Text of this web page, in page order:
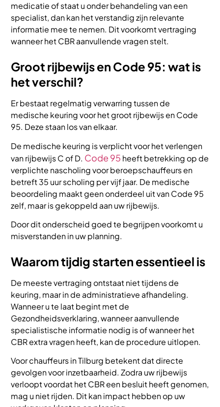
medicatie of staat u onder behandeling van een
specialist, dan kan het verstandig zijn relevante
informatie mee te nemen. Dit voorkomt vertraging
wanneer het CBR aanvullende vragen stelt.
Groot rijbewijs en Code 95: wat is
het verschil?
Er bestaat regelmatig verwarring tussen de
medische keuring voor het groot rijbewijs en Code
95. Deze staan los van elkaar.
De medische keuring is verplicht voor het verlengen
van rijbewijs C of D. Code 95 heeft betrekking op de
verplichte nascholing voor beroepschauffeurs en
betreft 35 uur scholing per vijf jaar. De medische
beoordeling maakt geen onderdeel uit van Code 95
zelf, maar is gekoppeld aan uw rijbewijs.
Door dit onderscheid goed te begrijpen voorkomt u
misverstanden in uw planning.
Waarom tijdig starten essentieel is
De meeste vertraging ontstaat niet tijdens de
keuring, maar in de administratieve afhandeling.
Wanneer u te laat begint met de
Gezondheidsverklaring, wanneer aanvullende
specialistische informatie nodig is of wanneer het
CBR extra vragen heeft, kan de procedure uitlopen.
Voor chauffeurs in Tilburg betekent dat directe
gevolgen voor inzetbaarheid. Zodra uw rijbewijs
verloopt voordat het CBR een besluit heeft genomen,
mag u niet rijden. Dit kan impact hebben op uw